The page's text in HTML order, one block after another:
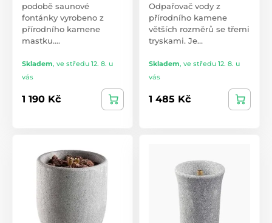
podobě saunové
fontánky vyrobeno z
přírodního kamene
mastku.…
Skladem, ve středu 12. 8. u
vás
1 190 Kč
Odpařovač vody z
přírodního kamene
větších rozměrů se třemi
tryskami. Je…
Skladem, ve středu 12. 8. u
vás
1 485 Kč